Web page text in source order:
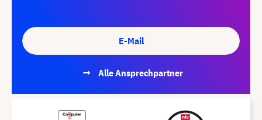
E-Mail
Alle Ansprechpartner